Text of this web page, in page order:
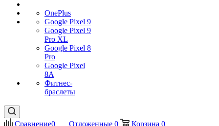
OnePlus
Google Pixel 9
Google Pixel 9
Pro XL
Google Pixel 8
Pro
Google Pixel
8A
Фитнес-
браслеты
Сравнение0 Отложенные 0 Корзина 0